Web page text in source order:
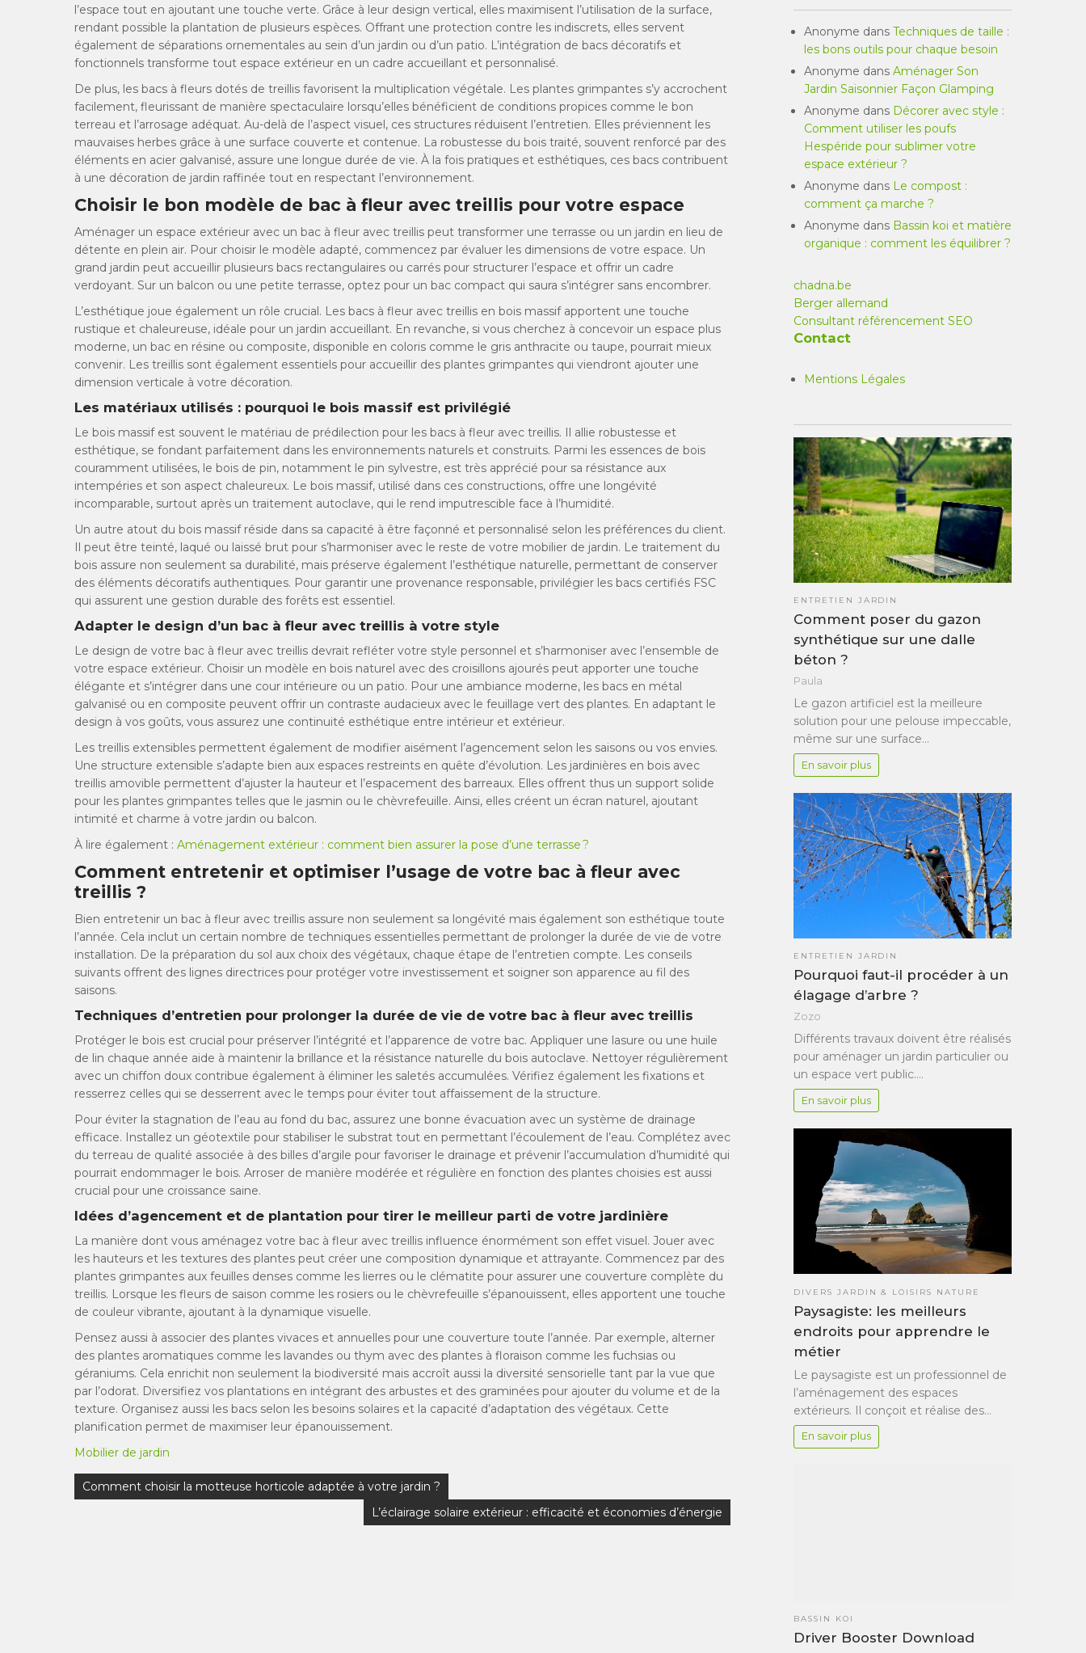
l’espace tout en ajoutant une touche verte. Grâce à leur design vertical, elles maximisent l’utilisation de la surface,
rendant possible la plantation de plusieurs espèces. Offrant une protection contre les indiscrets, elles servent
également de séparations ornementales au sein d’un jardin ou d’un patio. L’intégration de bacs décoratifs et
fonctionnels transforme tout espace extérieur en un cadre accueillant et personnalisé.
De plus, les bacs à fleurs dotés de treillis favorisent la multiplication végétale. Les plantes grimpantes s’y accrochent
facilement, fleurissant de manière spectaculaire lorsqu’elles bénéficient de conditions propices comme le bon
terreau et l’arrosage adéquat. Au-delà de l’aspect visuel, ces structures réduisent l’entretien. Elles préviennent les
mauvaises herbes grâce à une surface couverte et contenue. La robustesse du bois traité, souvent renforcé par des
éléments en acier galvanisé, assure une longue durée de vie. À la fois pratiques et esthétiques, ces bacs contribuent
à une décoration de jardin raffinée tout en respectant l’environnement.
Choisir le bon modèle de bac à fleur avec treillis pour votre espace
Aménager un espace extérieur avec un bac à fleur avec treillis peut transformer une terrasse ou un jardin en lieu de
détente en plein air. Pour choisir le modèle adapté, commencez par évaluer les dimensions de votre espace. Un
grand jardin peut accueillir plusieurs bacs rectangulaires ou carrés pour structurer l’espace et offrir un cadre
verdoyant. Sur un balcon ou une petite terrasse, optez pour un bac compact qui saura s’intégrer sans encombrer.
L’esthétique joue également un rôle crucial. Les bacs à fleur avec treillis en bois massif apportent une touche
rustique et chaleureuse, idéale pour un jardin accueillant. En revanche, si vous cherchez à concevoir un espace plus
moderne, un bac en résine ou composite, disponible en coloris comme le gris anthracite ou taupe, pourrait mieux
convenir. Les treillis sont également essentiels pour accueillir des plantes grimpantes qui viendront ajouter une
dimension verticale à votre décoration.
Les matériaux utilisés : pourquoi le bois massif est privilégié
Le bois massif est souvent le matériau de prédilection pour les bacs à fleur avec treillis. Il allie robustesse et
esthétique, se fondant parfaitement dans les environnements naturels et construits. Parmi les essences de bois
couramment utilisées, le bois de pin, notamment le pin sylvestre, est très apprécié pour sa résistance aux
intempéries et son aspect chaleureux. Le bois massif, utilisé dans ces constructions, offre une longévité
incomparable, surtout après un traitement autoclave, qui le rend imputrescible face à l’humidité.
Un autre atout du bois massif réside dans sa capacité à être façonné et personnalisé selon les préférences du client.
Il peut être teinté, laqué ou laissé brut pour s’harmoniser avec le reste de votre mobilier de jardin. Le traitement du
bois assure non seulement sa durabilité, mais préserve également l’esthétique naturelle, permettant de conserver
des éléments décoratifs authentiques. Pour garantir une provenance responsable, privilégier les bacs certifiés FSC
qui assurent une gestion durable des forêts est essentiel.
Adapter le design d’un bac à fleur avec treillis à votre style
Le design de votre bac à fleur avec treillis devrait refléter votre style personnel et s’harmoniser avec l’ensemble de
votre espace extérieur. Choisir un modèle en bois naturel avec des croisillons ajourés peut apporter une touche
élégante et s’intégrer dans une cour intérieure ou un patio. Pour une ambiance moderne, les bacs en métal
galvanisé ou en composite peuvent offrir un contraste audacieux avec le feuillage vert des plantes. En adaptant le
design à vos goûts, vous assurez une continuité esthétique entre intérieur et extérieur.
Les treillis extensibles permettent également de modifier aisément l’agencement selon les saisons ou vos envies.
Une structure extensible s’adapte bien aux espaces restreints en quête d’évolution. Les jardinières en bois avec
treillis amovible permettent d’ajuster la hauteur et l’espacement des barreaux. Elles offrent thus un support solide
pour les plantes grimpantes telles que le jasmin ou le chèvrefeuille. Ainsi, elles créent un écran naturel, ajoutant
intimité et charme à votre jardin ou balcon.
À lire également : Aménagement extérieur : comment bien assurer la pose d’une terrasse ?
Comment entretenir et optimiser l’usage de votre bac à fleur avec
treillis ?
Bien entretenir un bac à fleur avec treillis assure non seulement sa longévité mais également son esthétique toute
l’année. Cela inclut un certain nombre de techniques essentielles permettant de prolonger la durée de vie de votre
installation. De la préparation du sol aux choix des végétaux, chaque étape de l’entretien compte. Les conseils
suivants offrent des lignes directrices pour protéger votre investissement et soigner son apparence au fil des
saisons.
Techniques d’entretien pour prolonger la durée de vie de votre bac à fleur avec treillis
Protéger le bois est crucial pour préserver l’intégrité et l’apparence de votre bac. Appliquer une lasure ou une huile
de lin chaque année aide à maintenir la brillance et la résistance naturelle du bois autoclave. Nettoyer régulièrement
avec un chiffon doux contribue également à éliminer les saletés accumulées. Vérifiez également les fixations et
resserrez celles qui se desserrent avec le temps pour éviter tout affaissement de la structure.
Pour éviter la stagnation de l’eau au fond du bac, assurez une bonne évacuation avec un système de drainage
efficace. Installez un géotextile pour stabiliser le substrat tout en permettant l’écoulement de l’eau. Complétez avec
du terreau de qualité associée à des billes d’argile pour favoriser le drainage et prévenir l’accumulation d’humidité qui
pourrait endommager le bois. Arroser de manière modérée et régulière en fonction des plantes choisies est aussi
crucial pour une croissance saine.
Idées d’agencement et de plantation pour tirer le meilleur parti de votre jardinière
La manière dont vous aménagez votre bac à fleur avec treillis influence énormément son effet visuel. Jouer avec
les hauteurs et les textures des plantes peut créer une composition dynamique et attrayante. Commencez par des
plantes grimpantes aux feuilles denses comme les lierres ou le clématite pour assurer une couverture complète du
treillis. Lorsque les fleurs de saison comme les rosiers ou le chèvrefeuille s’épanouissent, elles apportent une touche
de couleur vibrante, ajoutant à la dynamique visuelle.
Pensez aussi à associer des plantes vivaces et annuelles pour une couverture toute l’année. Par exemple, alterner
des plantes aromatiques comme les lavandes ou thym avec des plantes à floraison comme les fuchsias ou
géraniums. Cela enrichit non seulement la biodiversité mais accroît aussi la diversité sensorielle tant par la vue que
par l’odorat. Diversifiez vos plantations en intégrant des arbustes et des graminées pour ajouter du volume et de la
texture. Organisez aussi les bacs selon les besoins solaires et la capacité d’adaptation des végétaux. Cette
planification permet de maximiser leur épanouissement.
Mobilier de jardin
Navigation
de
Comment choisir la motteuse horticole adaptée à votre jardin ?
L’éclairage solaire extérieur : efficacité et économies d’énergie
Anonyme dans Techniques de taille :
les bons outils pour chaque besoin
Anonyme dans Aménager Son
Jardin Saisonnier Façon Glamping
Anonyme dans Décorer avec style :
Comment utiliser les poufs
Hespéride pour sublimer votre
espace extérieur ?
Anonyme dans Le compost :
comment ça marche ?
Anonyme dans Bassin koi et matière
organique : comment les équilibrer ?
chadna.be
Berger allemand
Consultant référencement SEO
Contact
Mentions Légales
ENTRETIEN JARDIN
Comment poser du gazon
synthétique sur une dalle
béton ?
Paula
Le gazon artificiel est la meilleure
solution pour une pelouse impeccable,
même sur une surface…
En savoir plus
ENTRETIEN JARDIN
Pourquoi faut-il procéder à un
élagage d’arbre ?
Zozo
Différents travaux doivent être réalisés
pour aménager un jardin particulier ou
un espace vert public.…
En savoir plus
DIVERS JARDIN & LOISIRS NATURE
Paysagiste: les meilleurs
endroits pour apprendre le
métier
Le paysagiste est un professionnel de
l’aménagement des espaces
extérieurs. Il conçoit et réalise des…
En savoir plus
BASSIN KOI
Driver Booster Download